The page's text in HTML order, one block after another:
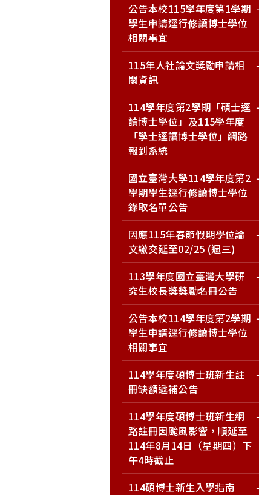
公告本校115學年度第1學期
學生申請逕行修讀博士學位
相關事宜
115年人社論文獎勵申請相
關資訊
114學年度第2學期「碩士逕
讀博士學位」及115學年度
「學士逕讀博士學位」網路
報到系統
國立臺灣大學114學年度第2
學期學生逕行修讀博士學位
錄取名單公告
因應115年春節假期學位論
文繳交延至02/25 (週三)
113學年度國立臺灣大學研
究生校長獎獎勵名冊公告
公告本校114學年度第2學期
學生申請逕行修讀博士學位
相關事宜
114學年度碩博士班新生註
冊缺額遞補公告
114學年度碩博士班新生網
路註冊因颱風影響，順延至
114年8月14日（星期四）下
午4時截止
114碩博士新生入學指南